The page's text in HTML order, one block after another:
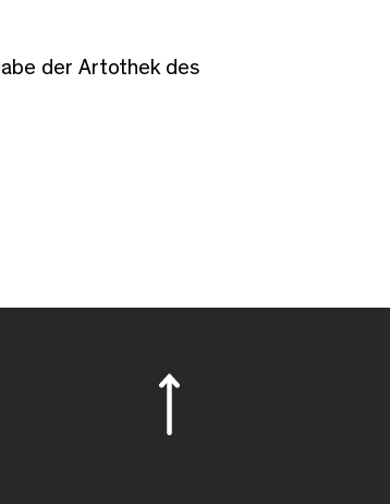
der Artothek des